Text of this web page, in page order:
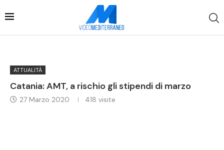
ATTUALITÀ
Catania: AMT, a rischio gli stipendi di marzo
27 Marzo 2020 418 visite